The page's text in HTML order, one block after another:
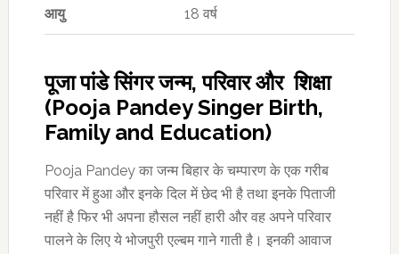
आयु 18 वर्ष
पूजा पांडे सिंगर जन्म, परिवार और शिक्षा
(Pooja Pandey Singer Birth,
Family and Education)
Pooja Pandey का जन्म बिहार के चम्पारण के एक गरीब
परिवार में हुआ और इनके दिल में छेद भी है तथा इनके पिताजी
नहीं है फिर भी अपना हौसल नहीं हारी और वह अपने परिवार
पालने के लिए ये भोजपुरी एल्बम गाने गाती है। इनकी आवाज